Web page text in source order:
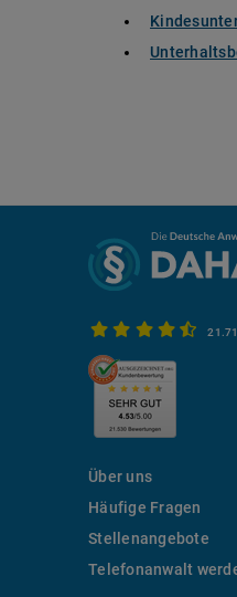
Über uns
Häufige Fragen
Stellenangebote
Telefonanwalt